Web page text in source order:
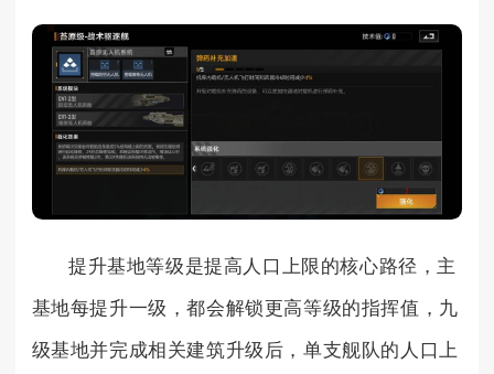
提升基地等级是提高人口上限的核心路径，主
基地每提升一级，都会解锁更高等级的指挥值，九
级基地并完成相关建筑升级后，单支舰队的人口上